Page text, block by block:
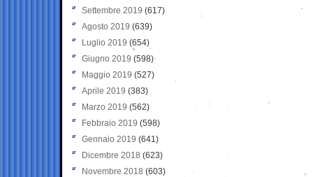
Settembre 2019 (617)
Agosto 2019 (639)
Luglio 2019 (654)
Giugno 2019 (598)
Maggio 2019 (527)
Aprile 2019 (383)
Marzo 2019 (562)
Febbraio 2019 (598)
Gennaio 2019 (641)
Dicembre 2018 (623)
Novembre 2018 (603)